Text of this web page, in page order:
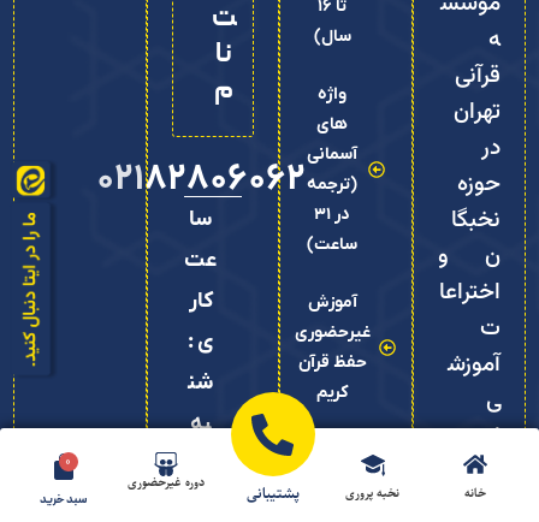
ه
قرآنی
تهران
در
حوزه
نخبگا
ن و
اختراعا
ت
آموزش
ی
است و
در
تا 16
سال)
واژه
های
آسمانی
(ترجمه
در 31
ساعت)
آموزش
غیرحضوری
حفظ قرآن
کریم
آموزش
ت‌
نا
م
02182806062
سا
عت
کار
ی :
شن
به
خانه نخبه پروری پشتیبانی دوره غیرحضوری
0
سبد خرید